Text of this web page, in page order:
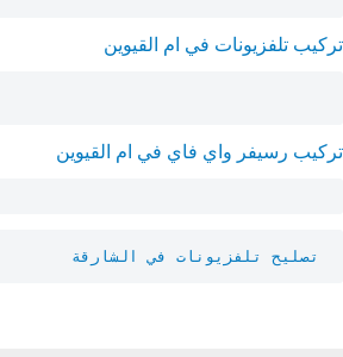
تركيب تلفزيونات في ام القيوين
تركيب رسيفر واي فاي في ام القيوين
تصليح تلفزيونات في الشارقة